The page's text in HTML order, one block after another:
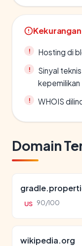
Kekurangan
Hosting di
Sinyal
kepemilikan
WHOIS
Domain
US 90/100
wikipedia.org